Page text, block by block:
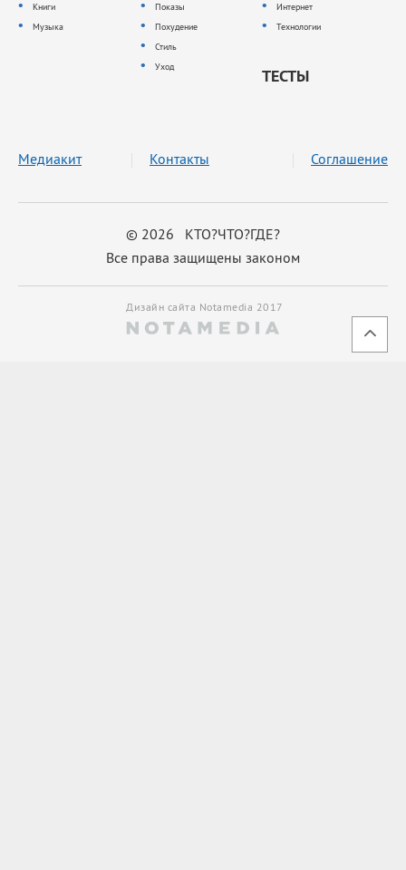
Книги
Музыка
Показы
Похудение
Стиль
Уход
Интернет
Технологии
ТЕСТЫ
© 2026 КТО?ЧТО?ГДЕ?
Все права защищены законом
Медиакит Контакты Соглашение
Дизайн сайта Notamedia 2017